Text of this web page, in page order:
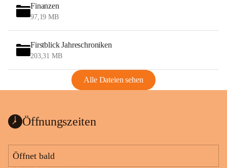
Finanzen
97,19 MB
Firstblick Jahreschroniken
203,31 MB
Alle Dateien sehen
Öffnungszeiten
Öffnet bald